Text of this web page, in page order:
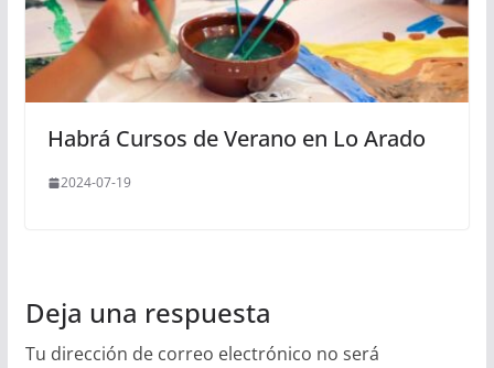
Habrá Cursos de Verano en Lo Arado
2024-07-19
Deja una respuesta
Tu dirección de correo electrónico no será